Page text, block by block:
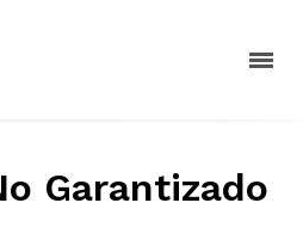
Garantizado